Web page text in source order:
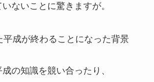
ないことに驚きますが。
平成が終わることになった背景
の知識を競い合ったり、